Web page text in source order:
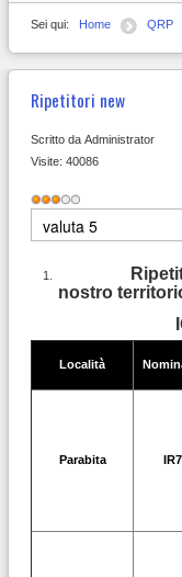
Sei qui: Home QRP
Ripetitori new
Scritto da Administrator
Visite: 40086
Valutazione
Valuta
nostro
IQ7AF -
Località
Parabita